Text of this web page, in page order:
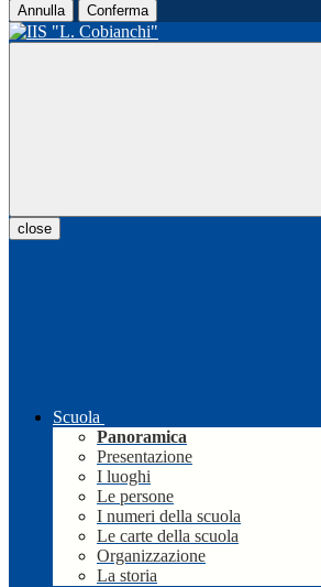
Annulla Conferma
close
Scuola
Panoramica
Presentazione
I luoghi
Le persone
I numeri della scuola
Le carte della scuola
Organizzazione
La storia